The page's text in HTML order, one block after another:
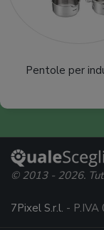
Pentole per
© 2013 - 2026.
7Pixel S.r.l. -